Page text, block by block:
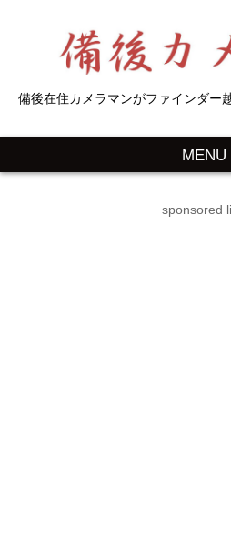
備後在住カメラマンがファインダー
MENU
sponsored